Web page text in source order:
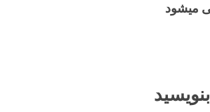
میشود